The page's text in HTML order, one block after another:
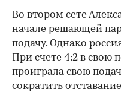
Во втором сете
начале решающей
подачу. Однако
При счете 4:2 в свою
проиграла свою
сократить